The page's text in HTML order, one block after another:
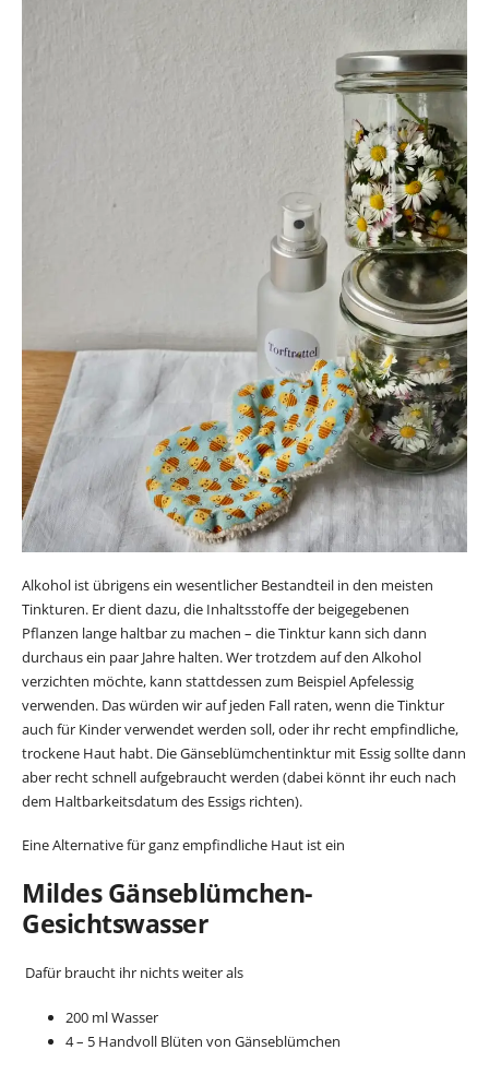
Alkohol ist übrigens ein wesentlicher Bestandteil in den meisten
Tinkturen. Er dient dazu, die Inhaltsstoffe der beigegebenen
Pflanzen lange haltbar zu machen – die Tinktur kann sich dann
durchaus ein paar Jahre halten. Wer trotzdem auf den Alkohol
verzichten möchte, kann stattdessen zum Beispiel Apfelessig
verwenden. Das würden wir auf jeden Fall raten, wenn die Tinktur
auch für Kinder verwendet werden soll, oder ihr recht empfindliche,
trockene Haut habt. Die Gänseblümchentinktur mit Essig sollte dann
aber recht schnell aufgebraucht werden (dabei könnt ihr euch nach
dem Haltbarkeitsdatum des Essigs richten).
Eine Alternative für ganz empfindliche Haut ist ein
Mildes Gänseblümchen-
Gesichtswasser
Dafür braucht ihr nichts weiter als
200 ml Wasser
4 – 5 Handvoll Blüten von Gänseblümchen